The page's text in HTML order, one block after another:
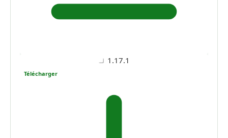
1.17.1
Télécharger